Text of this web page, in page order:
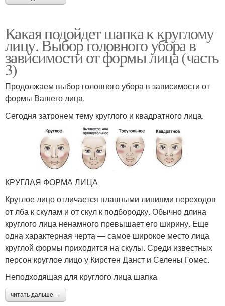
Какая подойдет шапка к круглому
лицу. Выбор головного убора в
зависимости от формы лица (часть
3)
Продолжаем выбор головного убора в зависимости от
формы Вашего лица.
Сегодня затронем тему круглого и квадратного лица.
КРУГЛАЯ ФОРМА ЛИЦА
Круглое лицо отличается плавными линиями переходов
от лба к скулам и от скул к подбородку. Обычно длина
круглого лица ненамного превышает его ширину. Еще
одна характерная черта — самое широкое место лица
круглой формы приходится на скулы. Среди известных
персон круглое лицо у Кирстен Данст и Селены Гомес.
Неподходящая для круглого лица шапка
читать дальше →